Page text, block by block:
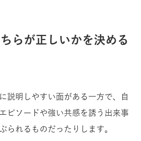
らが正しいかを決める
説明しやすい面がある一方で、自
ピソードや強い共感を誘う出来事
られるものだったりします。